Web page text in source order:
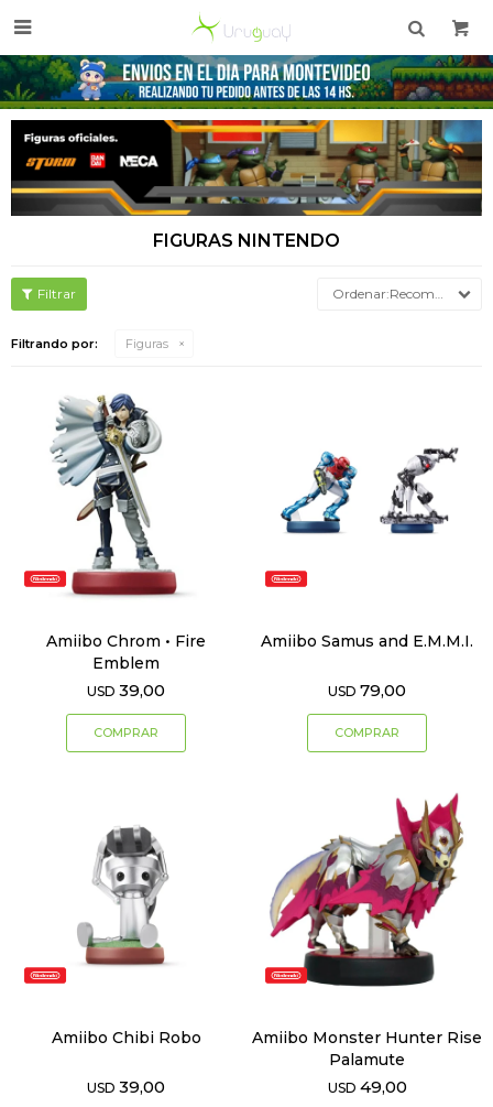

FIGURAS NINTENDO
Recomendados
Filtrando por: Figuras
Amiibo Chrom • Fire
Emblem
USD 39,00
Amiibo Samus and E.M.M.I.
USD 79,00
Amiibo Chibi Robo
USD 39,00
Amiibo Monster Hunter Rise
Palamute
USD 49,00